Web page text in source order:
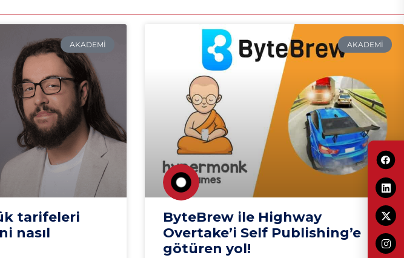
AKADEMI
tarifeleri
nasıl
AKADEMI
ByteBrew ile Highway
Overtake’i Self Publishing’e
götüren yol!